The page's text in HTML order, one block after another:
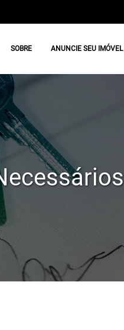
SOBRE ANUNCIE SEU IMÓVEL